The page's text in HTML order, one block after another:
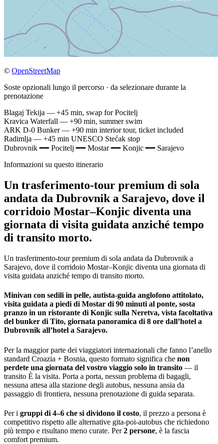
© OpenStreetMap
Soste opzionali lungo il percorso · da selezionare durante la
prenotazione
Blagaj Tekija — +45 min, swap for Pocitelj
Kravica Waterfall — +90 min, summer swim
ARK D-0 Bunker— +90 min interior tour, ticket included
Radimlja — +45 min UNESCO Stećak stop
Dubrovnik━━ Pocitelj━━ Mostar━━ Konjic━━ Sarajevo
Informazioni su questo itinerario
Un trasferimento-tour premium di sola
andata da Dubrovnik a Sarajevo, dove il
corridoio Mostar–Konjic diventa una
giornata di visita guidata anziché tempo
di transito morto.
Un trasferimento-tour premium di sola andata da Dubrovnik a
Sarajevo, dove il corridoio Mostar–Konjic diventa una giornata di
visita guidata anziché tempo di transito morto.
Minivan con sedili in pelle, autista-guida anglofono attitolato,
visita guidata a piedi di Mostar di 90 minuti al ponte, sosta
pranzo in un ristorante di Konjic sulla Neretva, vista facoltativa
del bunker di Tito, giornata panoramica di 8 ore dall’hotel a
Dubrovnik all’hotel a Sarajevo.
Per la maggior parte dei viaggiatori internazionali che fanno l’anello
standard Croazia + Bosnia, questo formato significa che non
perdete una giornata del vostro viaggio solo in transito — il
transito È la visita. Porta a porta, nessun problema di bagagli,
nessuna attesa alla stazione degli autobus, nessuna ansia da
passaggio di frontiera, nessuna prenotazione di guida separata.
Per i gruppi di 4–6 che si dividono il costo, il prezzo a persona è
competitivo rispetto alle alternative gita-poi-autobus che richiedono
più tempo e risultano meno curate. Per2 persone, è la fascia
comfort premium.